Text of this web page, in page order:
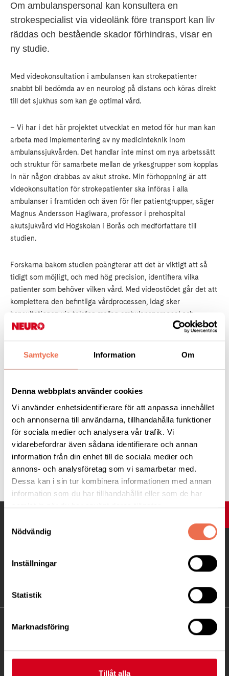
Samtycke Information Om
Denna webbplats använder cookies
Vi använder enhetsidentifierare för att anpassa innehållet
och annonserna till användarna, tillhandahålla funktioner
för sociala medier och analysera vår trafik. Vi
vidarebefordrar även sådana identifierare och annan
information från din enhet till de sociala medier och
annons- och analysföretag som vi samarbetar med.
Dessa kan i sin tur kombinera informationen med annan
information som du har tillhandahållit eller som de har
samlat in när du har använt deras tjänster.
Nödvändig
Inställningar
Statistik
Marknadsföring
Tillåt alla
Om ambulanspersonal kan konsultera en
strokespecialist via videolänk före transport kan liv
räddas och bestående skador förhindras, visar en
ny studie.
Med videokonsultation i ambulansen kan strokepatienter
snabbt bli bedömda av en neurolog på distans och köras direkt
till det sjukhus som kan ge optimal vård.
– Vi har i det här projektet utvecklat en metod för hur man kan
arbeta med implementering av ny medicinteknik inom
ambulanssjukvården. Det handlar inte minst om nya arbetssätt
och struktur för samarbete mellan de yrkesgrupper som kopplas
in när någon drabbas av akut stroke. Min förhoppning är att
videokonsultation för strokepatienter ska införas i alla
ambulanser i framtiden och även för fler patientgrupper, säger
Magnus Andersson Hagiwara, professor i prehospital
akutsjukvård vid Högskolan i Borås och medförfattare till
studien.
Forskarna bakom studien poängterar att det är viktigt att så
tidigt som möjligt, och med hög precision, identifiera vilka
patienter som behöver vilken vård. Med videostödet går det att
komplettera den befintliga vårdprocessen, idag sker
konsultationen via telefon mellan ambulanspersonal och
specialistläkare.
– Störst skillnad gör det för personer som bor långt från ett
hälsa vid institutionen för elektroteknik på Chalmers tekniska
Tipsa
KONTAKT
Besöksadress: